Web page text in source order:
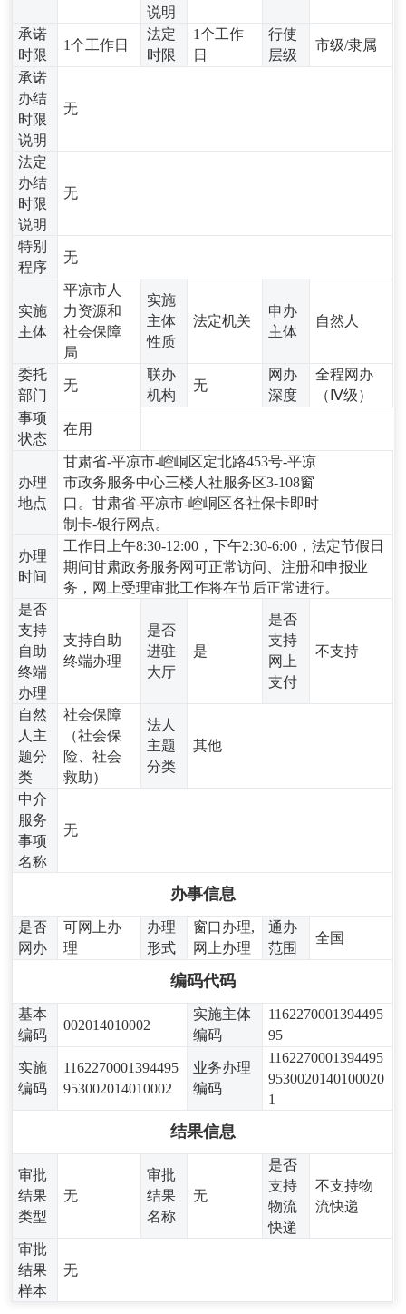
说明
承诺
时限
1个工作日
法定
时限
1个工作
日
行使
层级
市级/隶属
承诺
办结
时限
说明
无
法定
办结
时限
说明
无
特别
程序
无
实施
主体
平凉市人
力资源和
社会保障
局
实施
主体
性质
法定机关
申办
主体
自然人
委托
部门
无
联办
机构
无
网办
深度
全程网办
（Ⅳ级）
事项
状态
在用
办理
地点
甘肃省-平凉市-崆峒区定北路453号-平凉
市政务服务中心三楼人社服务区3-108窗
口。甘肃省-平凉市-崆峒区各社保卡即时
制卡-银行网点。
办理
时间
工作日上午8:30-12:00，下午2:30-6:00，法定节假日
期间甘肃政务服务网可正常访问、注册和申报业
务，网上受理审批工作将在节后正常进行。
是否
支持
自助
终端
办理
支持自助
终端办理
是否
进驻
大厅
是
是否
支持
网上
支付
不支持
自然
人主
题分
类
社会保障
（社会保
险、社会
救助）
法人
主题
分类
其他
中介
服务
事项
名称
无
办事信息
是否
网办
可网上办
理
办理
形式
窗口办理,
网上办理
通办
范围
全国
编码代码
基本
编码
002014010002
实施主体
编码
1162270001394495
95
实施
编码
1162270001394495
953002014010002
业务办理
编码
1162270001394495
9530020140100020
1
结果信息
审批
结果
类型
无
审批
结果
名称
无
是否
支持
物流
快递
不支持物
流快递
审批
结果
样本
无